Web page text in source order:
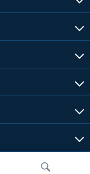
ຕາມເວລາໃນລາວ